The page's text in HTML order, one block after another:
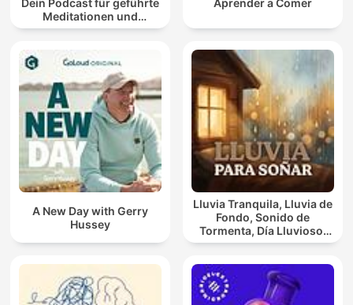
Dein Podcast für geführte
Meditationen und
Entspannung
Aprender a Comer
A New Day with Gerry
Hussey
Lluvia Tranquila, Lluvia de
Fondo, Sonido de
Tormenta, Día Lluvioso,
Lluvia Para Soñar